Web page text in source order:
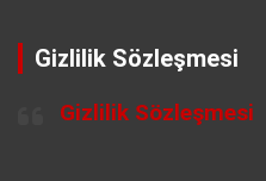
Gizlilik Sözleşmesi
Gizlilik Sözleşmesi